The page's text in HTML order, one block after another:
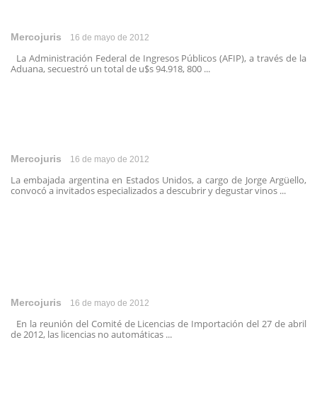
Mercojuris 16 de mayo de 2012
La Administración Federal de Ingresos Públicos (AFIP), a través de la
Aduana, secuestró un total de u$s 94.918, 800 ...
Mercojuris 16 de mayo de 2012
La embajada argentina en Estados Unidos, a cargo de Jorge Argüello,
convocó a invitados especializados a descubrir y degustar vinos ...
Mercojuris 16 de mayo de 2012
En la reunión del Comité de Licencias de Importación del 27 de abril
de 2012, las licencias no automáticas ...